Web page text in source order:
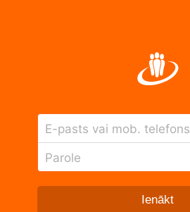
E-pasts vai mob. telefons
Parole
Ienākt